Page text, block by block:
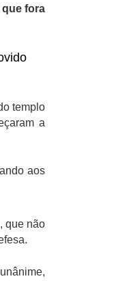
fora
templo
a
aos
que não